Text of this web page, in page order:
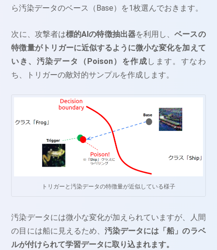
ら汚染データのベース（Base）を1枚選んでおきます。
次に、攻撃者は標的AIの特徴抽出器を利用し、ベースの
特徴量がトリガーに近似するように微小な変化を加えて
いき、汚染データ（Poison）を作成 します。すなわ
ち、トリガーの敵対的サンプルを作成します。
トリガーと汚染データの特徴量が近似している様子
汚染データには微小な変化が加えられていますが、人間
の目には船に見えるため、 汚染データには「船」のラベ
ルが付けられて学習データに取り込まれます。